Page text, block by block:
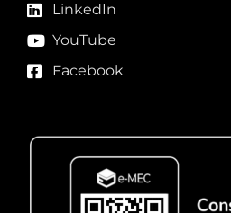
LinkedIn
YouTube
Facebook